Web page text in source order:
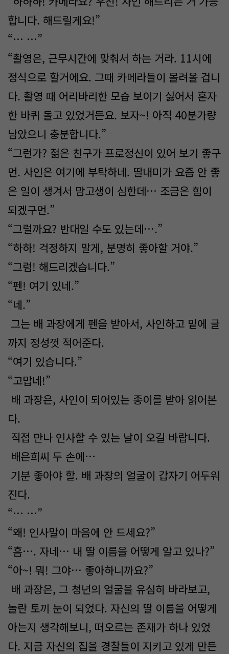
합니다. 해드릴게요!”
“… …”
“촬영은, 근무시간에 맞춰서 하는 거라. 11시에
정식으로 할거에요. 그때 카메라들이 몰려올 겁니
다. 촬영 때 어리바리한 모습 보이기 싫어서 혼자
한 바퀴 돌고 있었거든요. 보자~! 아직 40분가량
남았으니 충분합니다.”
“그런가? 젊은 친구가 프로정신이 있어 보기 좋구
먼. 사인은 여기에 부탁하네. 딸내미가 요즘 안 좋
은 일이 생겨서 맘고생이 심한데… 조금은 힘이
되겠구먼.”
“그럴까요? 반대일 수도 있는데….”
“하하! 걱정하지 말게, 분명히 좋아할 거야.”
“그럼! 해드리겠습니다.”
“펜! 여기 있네.”
“네.”
그는 배 과장에게 펜을 받아서, 사인하고 밑에 글
까지 정성껏 적어준다.
“여기 있습니다.”
“고맙네!”
배 과장은, 사인이 되어있는 종이를 받아 읽어본
다.
직접 만나 인사할 수 있는 날이 오길 바랍니다.
배은희씨 두 손에…
기분 좋아야 할. 배 과장의 얼굴이 갑자기 어두워
진다.
“… …”
“왜! 인사말이 마음에 안 드세요?”
“흠…. 자네… 내 딸 이름을 어떻게 알고 있나?”
“아~! 뭐! 그야… 좋아하니까요?”
배 과장은, 그 청년의 얼굴을 유심히 바라보고,
놀란 토끼 눈이 되었다. 자신의 딸 이름을 어떻게
아는지 생각해보니, 떠오르는 존재가 하나 있었
다. 지금 자신의 집을 경찰들이 지키고 있게 만든